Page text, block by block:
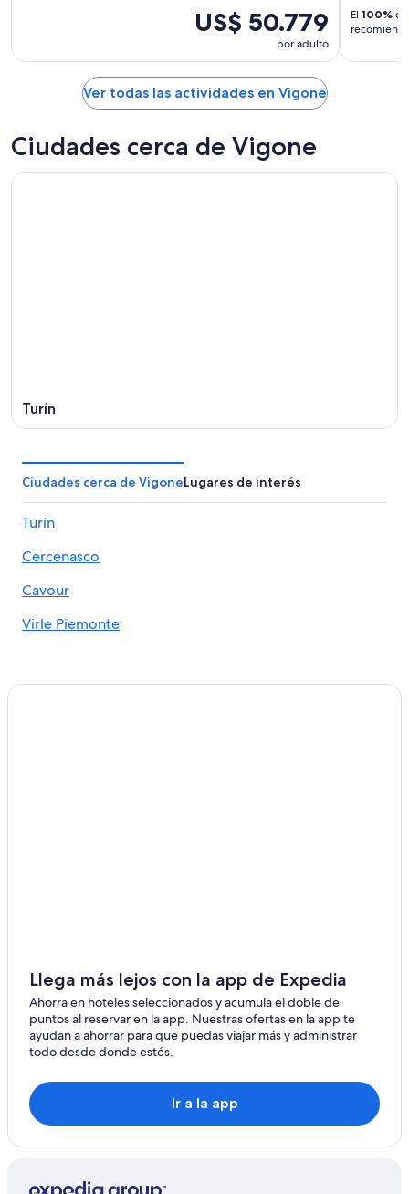
US$ 50.779
por adulto
El 100%
Ver todas las actividades en Vigone
Ciudades cerca de Vigone
Turín
Ciudades cerca de VigoneLugares de interés
Turín
Cercenasco
Cavour
Virle Piemonte
Llega más lejos con la app de Expedia
Ahorra en hoteles seleccionados y acumula el doble de
puntos al reservar en la app. Nuestras ofertas en la app te
ayudan a ahorrar para que puedas viajar más y administrar
todo desde donde estés.
Ir a la app